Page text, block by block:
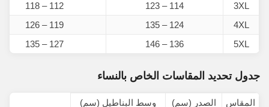
3XL
114 – 123
112 – 118
4XL
124 – 135
119 – 126
5XL
136 – 146
127 – 135
جدول تحديد المقاسات الخاص بالنساء
المقاس الصدر (سم)
وسط البناطيل (سم)